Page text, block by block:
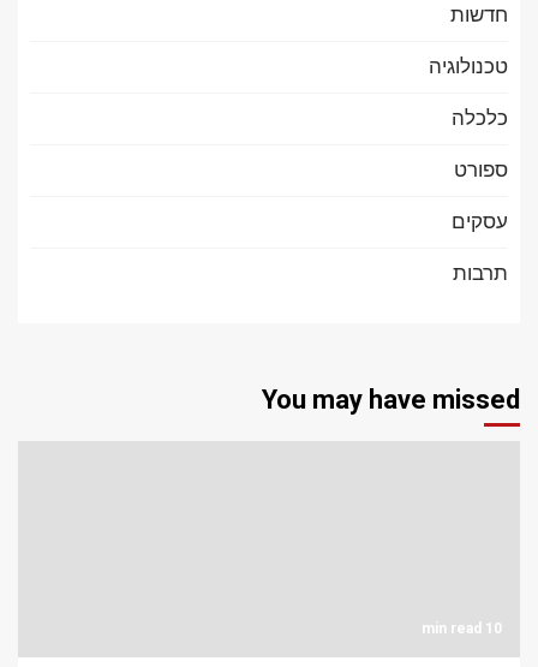
חדשות
טכנולוגיה
כלכלה
ספורט
עסקים
תרבות
You may have missed
10 min read